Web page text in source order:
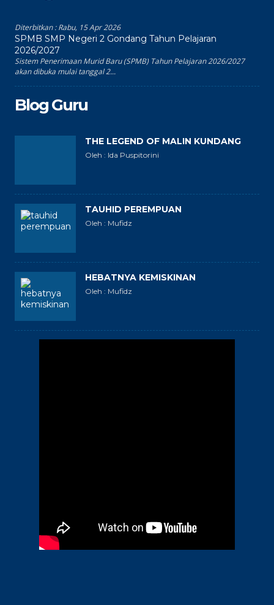
Diterbitkan :Rabu, 15 Apr 2026
SPMB SMP Negeri 2 Gondang Tahun Pelajaran
2026/2027
Sistem Penerimaan Murid Baru (SPMB) Tahun Pelajaran 2026/2027
akan dibuka mulai tanggal 2...
Blog Guru
THE LEGEND OF MALIN KUNDANG
Oleh : Ida Puspitorini
TAUHID PEREMPUAN
Oleh : Mufidz
HEBATNYA KEMISKINAN
Oleh : Mufidz